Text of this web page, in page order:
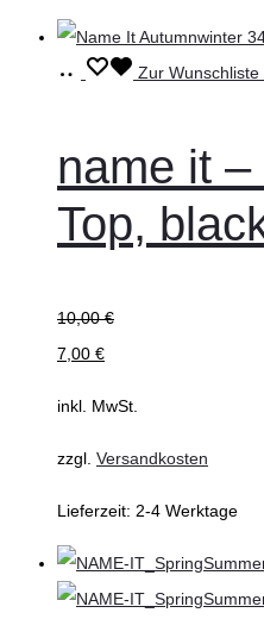
gewählt
Ausführung
Dieses
mehrere
Varianten
auf.
Optionen
können
Produktseite
Zur Wunschliste
name it
Top,
10,00€
7,00 €
inkl. MwSt.
zzgl. Versandkosten
Lieferzeit: 2-4 Werktage